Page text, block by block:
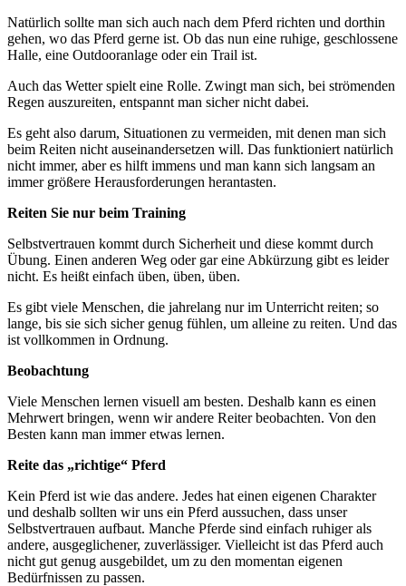
Natürlich sollte man sich auch nach dem Pferd richten und dorthin
gehen, wo das Pferd gerne ist. Ob das nun eine ruhige, geschlossene
Halle, eine Outdooranlage oder ein Trail ist.
Auch das Wetter spielt eine Rolle. Zwingt man sich, bei strömenden
Regen auszureiten, entspannt man sicher nicht dabei.
Es geht also darum, Situationen zu vermeiden, mit denen man sich
beim Reiten nicht auseinandersetzen will. Das funktioniert natürlich
nicht immer, aber es hilft immens und man kann sich langsam an
immer größere Herausforderungen herantasten.
Reiten Sie nur beim Training
Selbstvertrauen kommt durch Sicherheit und diese kommt durch
Übung. Einen anderen Weg oder gar eine Abkürzung gibt es leider
nicht. Es heißt einfach üben, üben, üben.
Es gibt viele Menschen, die jahrelang nur im Unterricht reiten; so
lange, bis sie sich sicher genug fühlen, um alleine zu reiten. Und das
ist vollkommen in Ordnung.
Beobachtung
Viele Menschen lernen visuell am besten. Deshalb kann es einen
Mehrwert bringen, wenn wir andere Reiter beobachten. Von den
Besten kann man immer etwas lernen.
Reite das „richtige“ Pferd
Kein Pferd ist wie das andere. Jedes hat einen eigenen Charakter
und deshalb sollten wir uns ein Pferd aussuchen, dass unser
Selbstvertrauen aufbaut. Manche Pferde sind einfach ruhiger als
andere, ausgeglichener, zuverlässiger. Vielleicht ist das Pferd auch
nicht gut genug ausgebildet, um zu den momentan eigenen
Bedürfnissen zu passen.